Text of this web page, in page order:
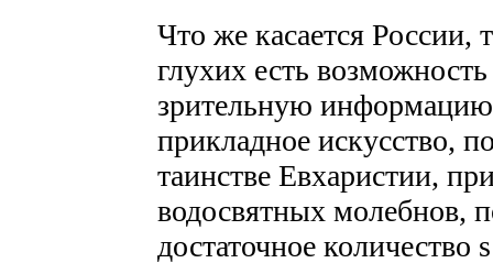
Что же касается России,
глухих есть
зрительную информацию
прикладное искусство,
таинстве Евхаристии,
водосвятных молебнов,
достаточное